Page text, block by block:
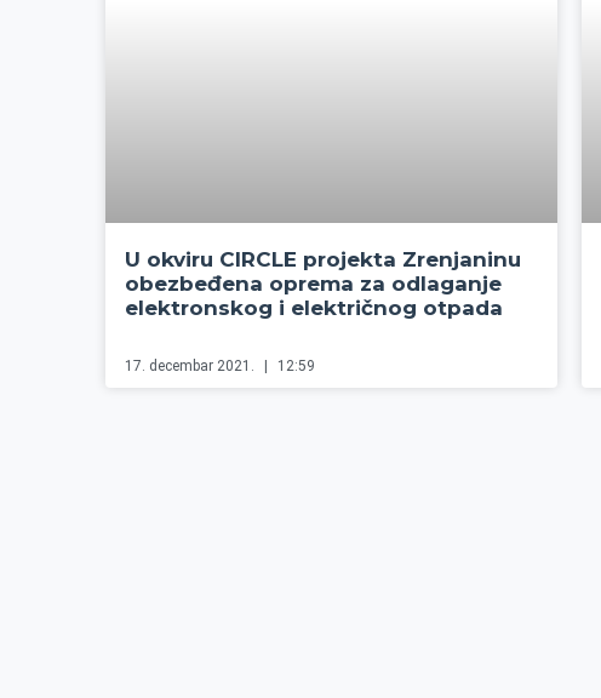
U okviru CIRCLE projekta Zrenjaninu
obezbeđena oprema za odlaganje
elektronskog i električnog otpada
17. decembar 2021. 12:59